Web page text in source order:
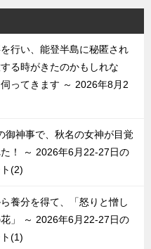
行い、能登半島に秘匿され
る時がきたのかもしれな
ってきます ～ 2026年8月2
御神事で、秋名の女神が目覚
！ ～ 2026年6月22-27日の
(2)
養分を得て、「怒りと憎し
」 ～ 2026年6月22-27日の
(1)